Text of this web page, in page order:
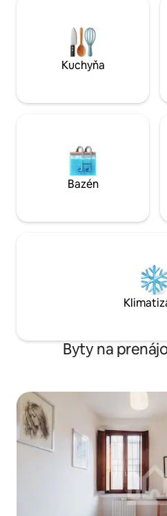
návštevy Ferrary hľadajú
spoznávanie severného
Priestranná obývacia izba s
ideálnym miestom na trávenie
Kuchyňa
Bazén
Byty na